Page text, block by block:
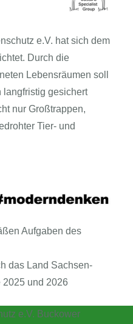
e.V. hat sich dem
Durch die
Lebensräumen soll
langfristig gesichert
nur Großtrappen,
Tier- und
Aufgaben des
das Land Sachsen-
2025 und 2026
e.V. Buckower